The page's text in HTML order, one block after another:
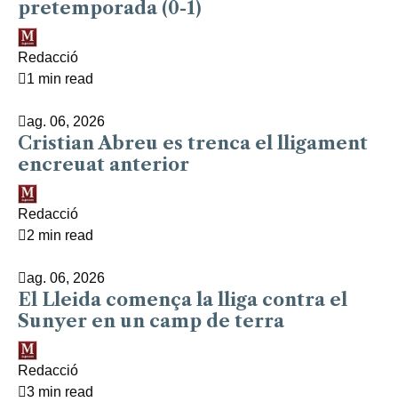
pretemporada (0-1)
Redacció
1 min read
ag. 06, 2026
Cristian Abreu es trenca el lligament
encreuat anterior
Redacció
2 min read
ag. 06, 2026
El Lleida comença la lliga contra el
Sunyer en un camp de terra
Redacció
3 min read